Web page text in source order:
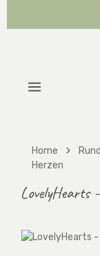
Home
Herzen
Bildergalerie